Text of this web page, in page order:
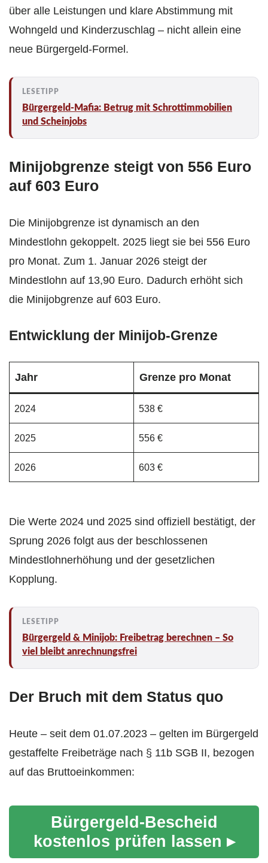
über alle Leistungen und klare Abstimmung mit
Wohngeld und Kinderzuschlag – nicht allein eine
neue Bürgergeld-Formel.
Bürgergeld-Mafia: Betrug mit Schrottimmobilien
und Scheinjobs
Minijobgrenze steigt von 556 Euro
auf 603 Euro
Die Minijobgrenze ist dynamisch an den
Mindestlohn gekoppelt. 2025 liegt sie bei 556 Euro
pro Monat. Zum 1. Januar 2026 steigt der
Mindestlohn auf 13,90 Euro. Dadurch erhöht sich
die Minijobgrenze auf 603 Euro.
Entwicklung der Minijob-Grenze
Jahr Grenze pro Monat
2024 538 €
2025 556 €
2026 603 €
Die Werte 2024 und 2025 sind offiziell bestätigt, der
Sprung 2026 folgt aus der beschlossenen
Mindestlohnerhöhung und der gesetzlichen
Kopplung.
Bürgergeld & Minijob: Freibetrag berechnen – So
viel bleibt anrechnungsfrei
Der Bruch mit dem Status quo
Heute – seit dem 01.07.2023 – gelten im Bürgergeld
gestaffelte Freibeträge nach § 11b SGB II, bezogen
auf das Bruttoeinkommen:
Bürgergeld-Bescheid
kostenlos prüfen lassen ▸